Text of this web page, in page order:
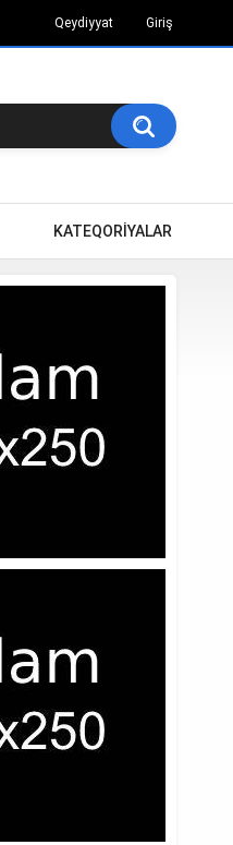
Qeydiyyat Giriş
KATEQORİYALAR